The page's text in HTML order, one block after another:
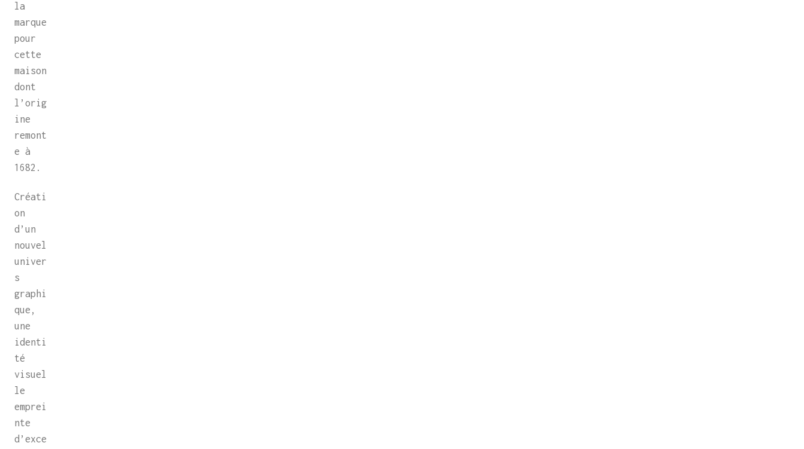
la
marque
pour
cette
maison
dont
l’orig
ine
remont
e à
1682.
Créati
on
d’un
nouvel
univer
s
graphi
que,
une
identi
té
visuel
le
emprei
nte
d’exce